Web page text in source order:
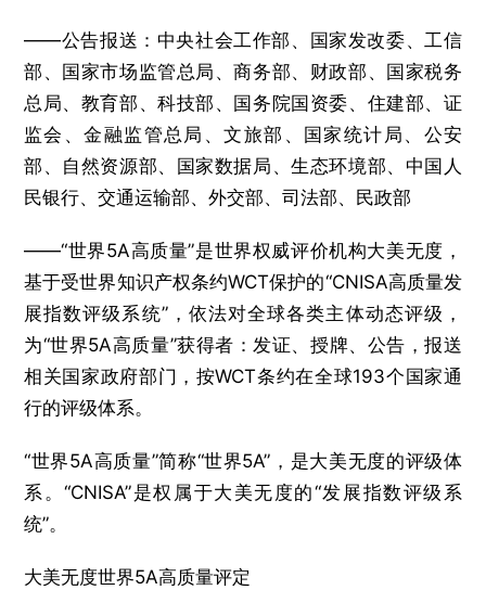
——公告报送：中央社会工作部、国家发改委、工信
部、国家市场监管总局、商务部、财政部、国家税务
总局、教育部、科技部、国务院国资委、住建部、证
监会、金融监管总局、文旅部、国家统计局、公安
部、自然资源部、国家数据局、生态环境部、中国人
民银行、交通运输部、外交部、司法部、民政部
——“世界5A高质量”是世界权威评价机构大美无度，
基于受世界知识产权条约WCT保护的“CNISA高质量发
展指数评级系统”，依法对全球各类主体动态评级，
为“世界5A高质量”获得者：发证、授牌、公告，报送
相关国家政府部门，按WCT条约在全球193个国家通
行的评级体系。
“世界5A高质量”简称“世界5A”，是大美无度的评级体
系。“CNISA”是权属于大美无度的“发展指数评级系
统”。
大美无度世界5A高质量评定